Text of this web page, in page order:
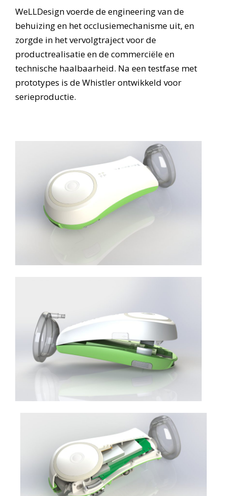
WeLLDesign voerde de engineering van de
behuizing en het occlusiemechanisme uit, en
zorgde in het vervolgtraject voor de
productrealisatie en de commerciële en
technische haalbaarheid. Na een testfase met
prototypes is de Whistler ontwikkeld voor
serieproductie.